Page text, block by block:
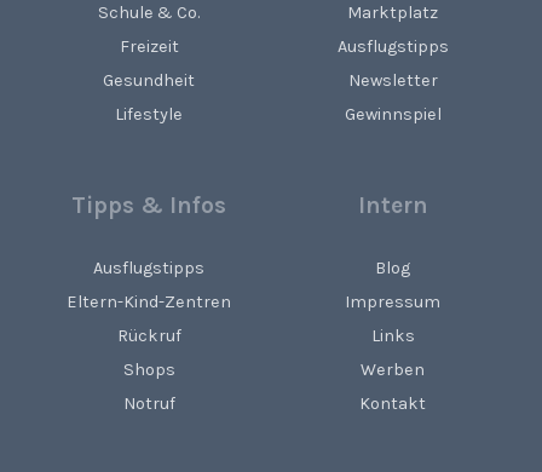
Schule & Co.
Freizeit
Gesundheit
Lifestyle
Marktplatz
Ausflugstipps
Newsletter
Gewinnspiel
Tipps & Infos
Ausflugstipps
Eltern-Kind-Zentren
Rückruf
Shops
Notruf
Intern
Blog
Impressum
Links
Werben
Kontakt